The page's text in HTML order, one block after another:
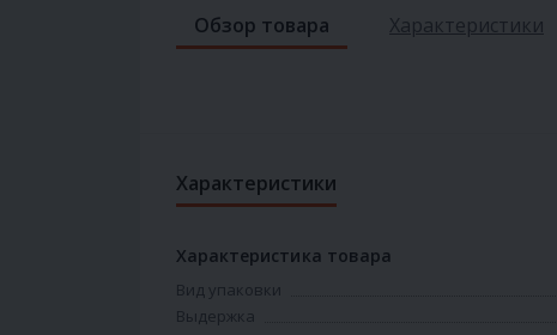
Обзор товара Характеристики
Характеристики
Характеристика товара
Вид упаковки
Выдержка